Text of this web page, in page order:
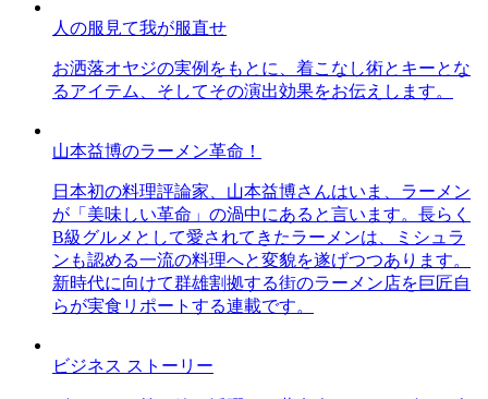
人の服見て我が服直せ
お洒落オヤジの実例をもとに、着こなし術とキーとな
るアイテム、そしてその演出効果をお伝えします。
山本益博のラーメン革命！
日本初の料理評論家、山本益博さんはいま、ラーメン
が「美味しい革命」の渦中にあると言います。長らく
B級グルメとして愛されてきたラーメンは、ミシュラ
ンも認める一流の料理へと変貌を遂げつつあります。
新時代に向けて群雄割拠する街のラーメン店を巨匠自
らが実食リポートする連載です。
ビジネス ストーリー